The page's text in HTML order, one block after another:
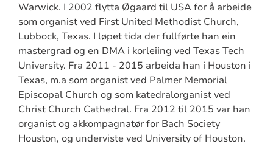
Warwick. I 2002 flytta Øgaard til USA for å arbeide
som organist ved First United Methodist Church,
Lubbock, Texas. I løpet tida der fullførte han ein
mastergrad og en DMA i korleiing ved Texas Tech
University. Fra 2011 - 2015 arbeida han i Houston i
Texas, m.a som organist ved Palmer Memorial
Episcopal Church og som katedralorganist ved
Christ Church Cathedral. Fra 2012 til 2015 var han
organist og akkompagnatør for Bach Society
Houston, og underviste ved University of Houston.